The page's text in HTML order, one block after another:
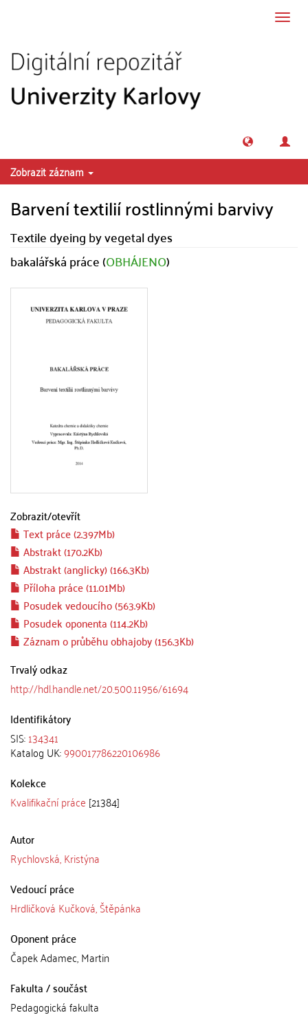
Zobrazit záznam
Barvení textilií rostlinnými barvivy
Textile dyeing by vegetal dyes
bakalářská práce (OBHÁJENO)
Zobrazit/otevřít
Text práce (2.397Mb)
Abstrakt (170.2Kb)
Abstrakt (anglicky) (166.3Kb)
Příloha práce (11.01Mb)
Posudek vedoucího (563.9Kb)
Posudek oponenta (114.2Kb)
Záznam o průběhu obhajoby (156.3Kb)
Trvalý odkaz
http://hdl.handle.net/20.500.11956/61694
Identifikátory
SIS:134341
Katalog UK:990017786220106986
Kolekce
Kvalifikační práce [21384]
Autor
Rychlovská, Kristýna
Vedoucí práce
Hrdličková Kučková, Štěpánka
Oponent práce
Čapek Adamec, Martin
Fakulta / součást
Pedagogická fakulta